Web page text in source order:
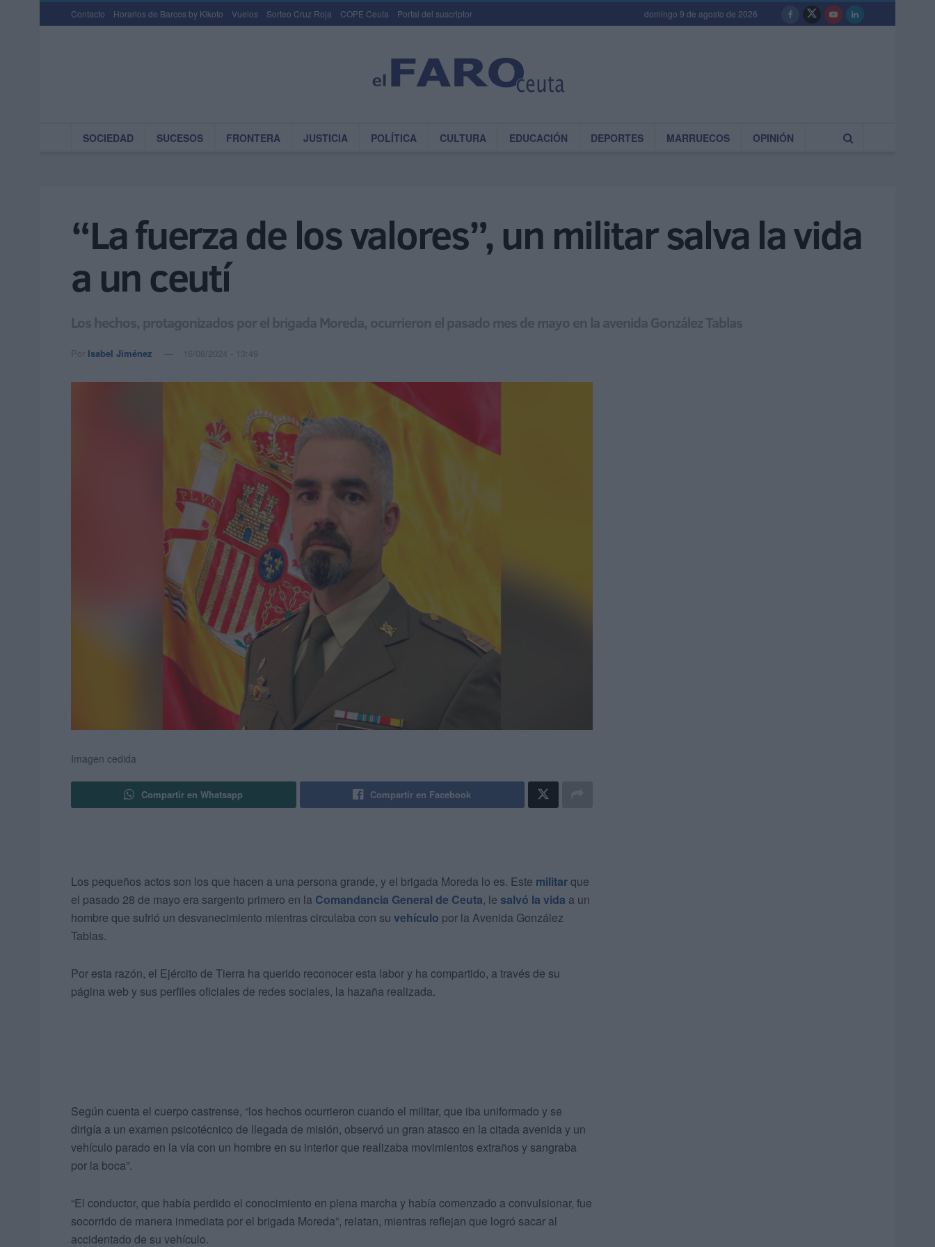
Contacto Horarios de Barcos by Kikoto Vuelos Sorteo Cruz Roja COPE Ceuta Portal del suscriptor domingo 9 de agosto de 2026
SOCIEDAD SUCESOS FRONTERA JUSTICIA POLÍTICA CULTURA EDUCACIÓN DEPORTES MARRUECOS OPINIÓN
“La fuerza de los valores”, un militar salva la vida
a un ceutí
Los hechos, protagonizados por el brigada Moreda, ocurrieron el pasado mes de mayo en la avenida González Tablas
Por Isabel Jiménez 16/08/2024 - 13:49
Imagen cedida
Compartir en Whatsapp Compartir en Facebook
Los pequeños actos son los que hacen a una persona grande, y el brigada Moreda lo es. Este militarque
el pasado 28 de mayo era sargento primero en la Comandancia General de Ceuta, le salvó la vida a un
hombre que sufrió un desvanecimiento mientras circulaba con su vehículo por la Avenida González
Tablas.
Por esta razón, el Ejército de Tierra ha querido reconocer esta labor y ha compartido, a través de su
página web y sus perfiles oficiales de redes sociales, la hazaña realizada.
Según cuenta el cuerpo castrense, “los hechos ocurrieron cuando el militar, que iba uniformado y se
dirigía a un examen psicotécnico de llegada de misión, observó un gran atasco en la citada avenida y un
vehículo parado en la vía con un hombre en su interior que realizaba movimientos extraños y sangraba
por la boca”.
“El conductor, que había perdido el conocimiento en plena marcha y había comenzado a convulsionar, fue
socorrido de manera inmediata por el brigada Moreda”, relatan, mientras reflejan que logró sacar al
accidentado de su vehículo.